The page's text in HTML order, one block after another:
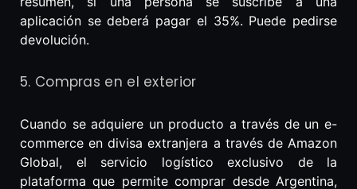
aplicación se deberá pagar el 35%. Puede pedirse
devolución.
5. Compras en el exterior
Cuando se adquiere un producto a través de un e-
commerce en divisa extranjera a través de Amazon
Global, el servicio logístico exclusivo de la
plataforma que permite comprar desde Argentina,